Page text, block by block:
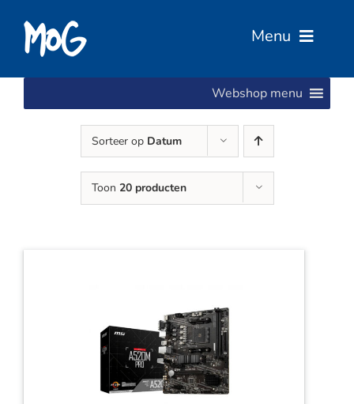
inhoud
Menu
Services
Webshop menu
Sorteer op Datum
Toon 20 producten